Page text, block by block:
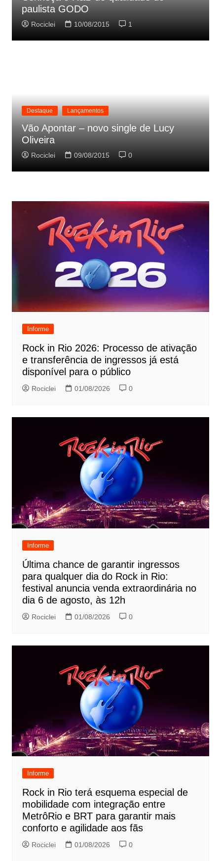
paulista GODO
Rociclei 10/08/2015 1
Destaque Lançamentos
Vão Apontar – novo single de Lucy
Oliveira
Rociclei 09/08/2015 0
Informe
Rock in Rio 2026: Processo de ativação
e transferência de ingressos já está
disponível para o público
Rociclei 01/08/2026 0
Informe
Última chance de garantir ingressos
para qualquer dia do Rock in Rio:
festival anuncia venda extraordinária no
dia 6 de agosto, às 12h
Rociclei 01/08/2026 0
Informe
Rock in Rio terá esquema especial de
mobilidade com integração entre
MetrôRio e BRT para garantir mais
conforto e agilidade aos fãs
Rociclei 01/08/2026 0